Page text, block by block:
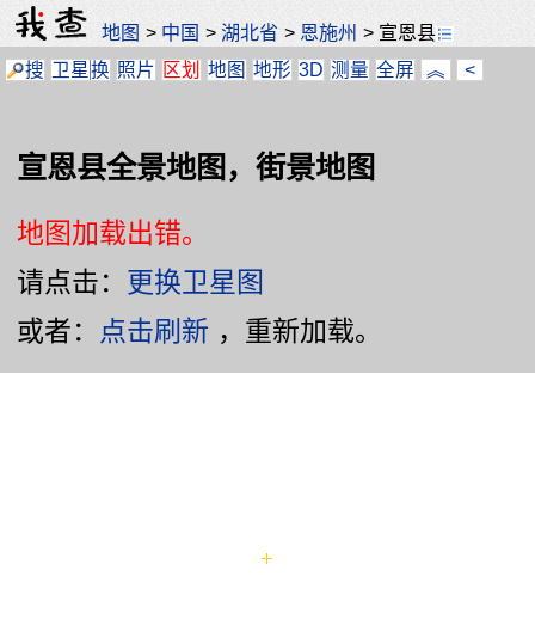
地图 > 中国 >湖北省 > 恩施州 > 宣恩县
搜 卫星换 照片 区划 地图 地形 3D 测量 全屏 ︽ <
宣恩县全景地图，街景地图
地图加载出错。
请点击： 更换卫星图
或者： 点击刷新 ，重新加载。